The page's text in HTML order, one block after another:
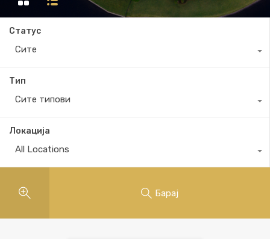
Статус
Сите
Тип
Сите типови
Локација
All Locations
Барај